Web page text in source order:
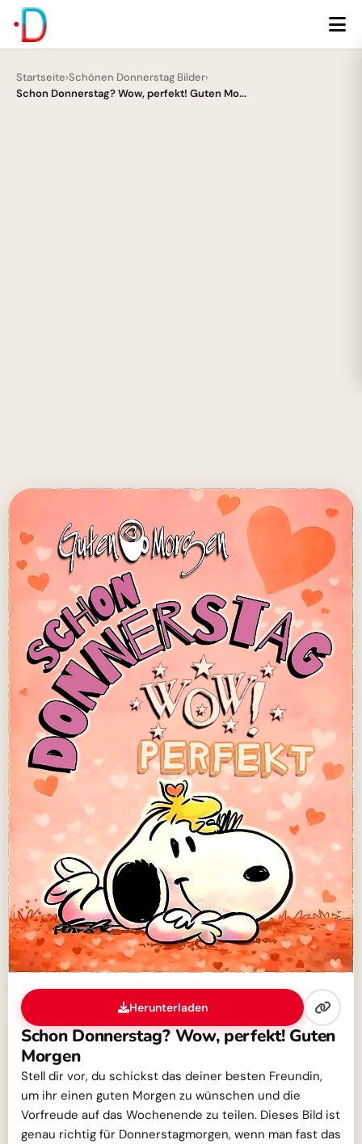
Startseite›Schönen Donnerstag Bilder›
Schon Donnerstag? Wow, perfekt! Guten Mo...
Herunterladen
Schon Donnerstag? Wow, perfekt! Guten
Morgen
Stell dir vor, du schickst das deiner besten Freundin,
um ihr einen guten Morgen zu wünschen und die
Vorfreude auf das Wochenende zu teilen. Dieses Bild ist
genau richtig für Donnerstagmorgen, wenn man fast das